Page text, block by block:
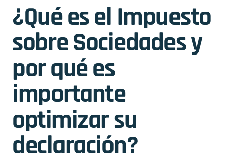
¿Qué es el Impuesto
sobre Sociedades y
por qué es
importante
optimizar su
declaración?